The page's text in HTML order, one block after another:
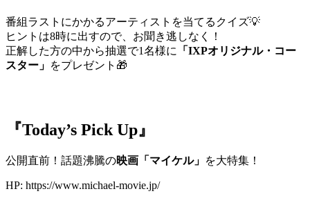
番組ラストにかかるアーティストを当てるクイズ💡
ヒントは8時に出すので、お聞き逃しなく！
正解した方の中から抽選で1名様に
「IXPオリジナル・コー
スター」 をプレゼント🎁
『Today’s Pick Up』
公開直前！話題沸騰の映画「マイケル」 を大特集！
HP: https://www.michael-movie.jp/